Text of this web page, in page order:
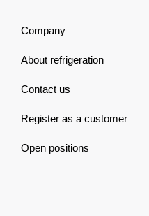
Company
About refrigeration
Contact us
Register as a customer
Open positions